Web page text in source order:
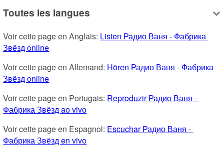
Toutes les langues
Voir cette page en Anglais: Listen Радио Ваня - Фабрика
Звёзд online
Voir cette page en Allemand: Hören Радио Ваня - Фабрика
Звёзд online
Voir cette page en Portugais: Reproduzir Радио Ваня -
Фабрика Звёзд ao vivo
Voir cette page en Espagnol: Escuchar Радио Ваня -
Фабрика Звёзд en vivo